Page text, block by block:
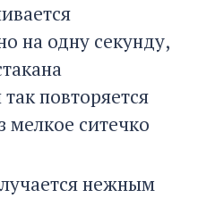
на одну секунду,
повторяется
мелкое ситечко
нежным